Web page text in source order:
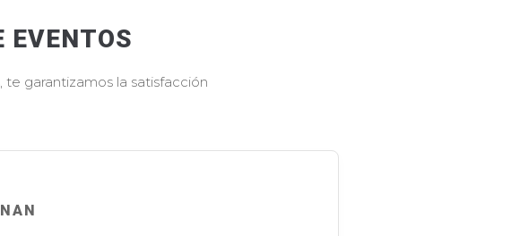
EVENTOS
garantizamos la satisfacción